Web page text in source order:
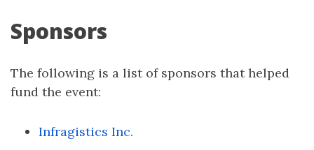
Sponsors
The following is a list of sponsors that helped
fund the event:
Infragistics Inc.